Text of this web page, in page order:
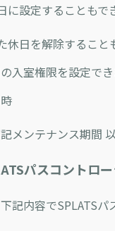
設定することもでき
日を解除することも
入室権限を設定でき
メンテナンス期間
パスコントロ
記内容でSPLATS